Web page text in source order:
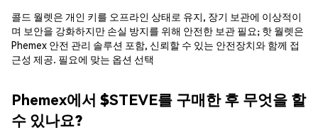
콜드 월렛은 개인 키를 오프라인 상태로 유지, 장기 보관에 이상적이
며 보안을 강화하지만 손실 방지를 위해 안전한 보관 필요; 핫 월렛은
Phemex 안전 관리 솔루션 포함, 신뢰할 수 있는 안전장치와 함께 접
근성 제공. 필요에 맞는 옵션 선택
Phemex에서 $STEVE를 구매한 후 무엇을 할
수 있나요?